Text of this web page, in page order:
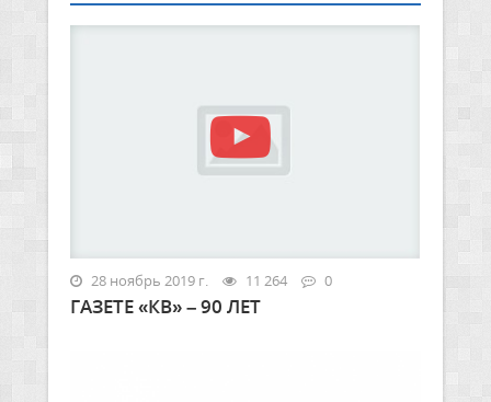
28 ноябрь 2019 г. 11 264 0
ГАЗЕТЕ «КВ» – 90 ЛЕТ